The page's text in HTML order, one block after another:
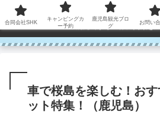
コンテンツへスキップ
鹿児島から世界に笑顔を
車で桜島を楽しむ！お
ット特集！（鹿児島）
合同会社SHK
キャンピングカ
ー予約
鹿児島観光ブロ
グ
お問い